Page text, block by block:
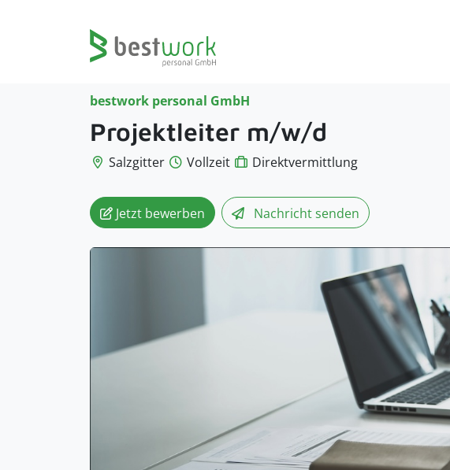
bestwork personal GmbH
Projektleiter m/w/d
Salzgitter Vollzeit Direktvermittlung
Jetzt bewerben Nachrichtsenden